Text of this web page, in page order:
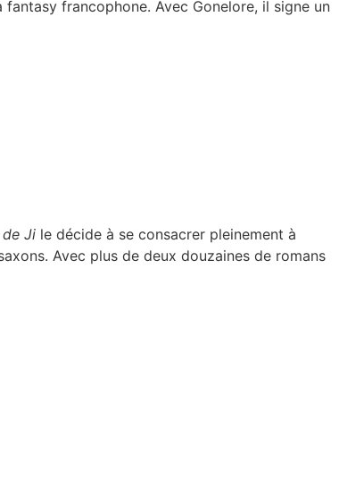
francophone. Avec Gonelore, il signe un
Ji le décide à se consacrer pleinement à
Avec plus de deux douzaines de romans